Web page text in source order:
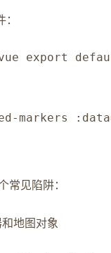
export
markers
见陷阱：
地图对象